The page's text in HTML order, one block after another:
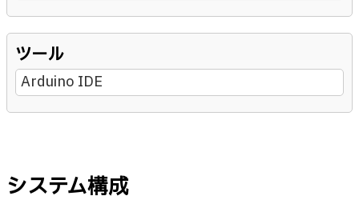
ツール
Arduino IDE
システム構成